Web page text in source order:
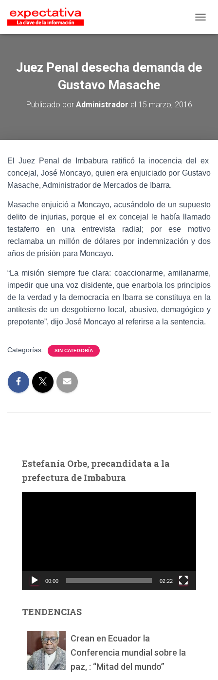
Juez Penal desecha demanda de
Gustavo Masache
Publicado por Administrador el 15 marzo, 2016
El Juez Penal de Imbabura ratificó la inocencia del ex
concejal, José Moncayo, quien era enjuiciado por Gustavo
Masache, Administrador de Mercados de Ibarra.
Masache enjuició a Moncayo, acusándolo de un supuesto
delito de injurias, porque el ex concejal le había llamado
testaferro en una entrevista radial; por ese motivo
reclamaba un millón de dólares por indemnización y dos
años de prisión para Moncayo.
“La misión siempre fue clara: coaccionarme, amilanarme,
impedir que una voz disidente, que enarbola los principios
de la verdad y la democracia en Ibarra se constituya en la
antítesis de un desgobierno local, abusivo, demagógico y
prepotente”, dijo José Moncayo al referirse a la sentencia.
Categorías: SIN CATEGORÍA
Estefanía Orbe, precandidata a la
prefectura de Imbabura
c
d
00:00 02:22
TENDENCIAS
Crean en Ecuador la
Conferencia mundial sobre la
paz, : “Mitad del mundo”